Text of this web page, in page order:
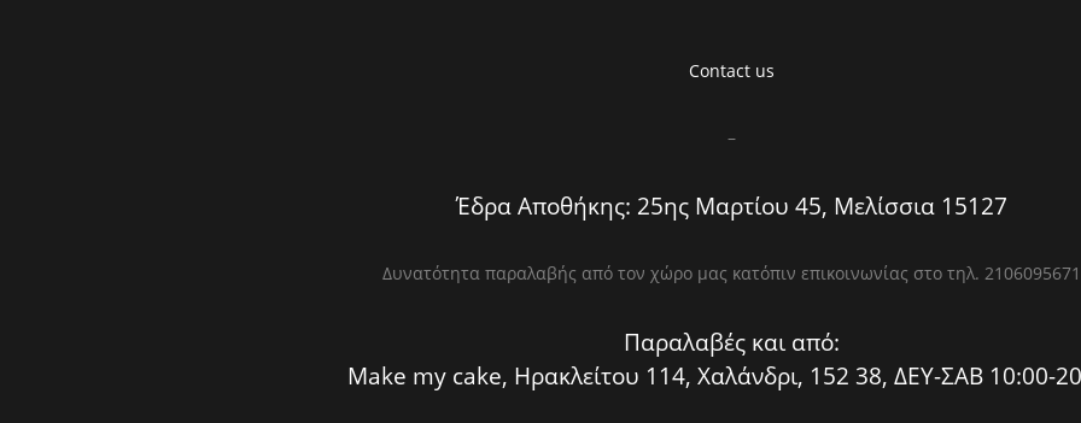
Contact us
–
Έδρα Αποθήκης: 25ης Μαρτίου 45, Μελίσσια 15127
Δυνατότητα παραλαβής από τον χώρο μας κατόπιν επικοινωνίας στο τηλ. 2106095671
Παραλαβές και από:
Make my cake, Ηρακλείτου 114, Χαλάνδρι, 152 38, ΔΕΥ-ΣΑΒ 10:00-